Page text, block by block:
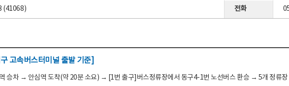
(41068) 전화
고속버스터미널 출발 기준]
승차 → 안심역 도착(약 20분 소요) → [1번 출구]버스정류장에서 동구4-1번 노선버스 환승 → 5개 정류